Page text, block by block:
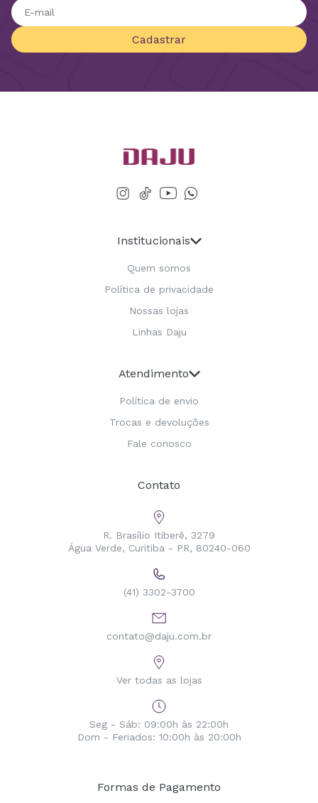
Cadastrar
Institucionais
Quem somos
Política de privacidade
Nossas lojas
Linhas Daju
Atendimento
Política de envio
Trocas e devoluções
Fale conosco
Contato
R. Brasílio Itiberê, 3279
Água Verde, Curitiba - PR, 80240-060
(41) 3302-3700
contato@daju.com.br
Ver todas as lojas
Seg - Sáb: 09:00h às 22:00h
Dom - Feriados: 10:00h às 20:00h
Formas de Pagamento